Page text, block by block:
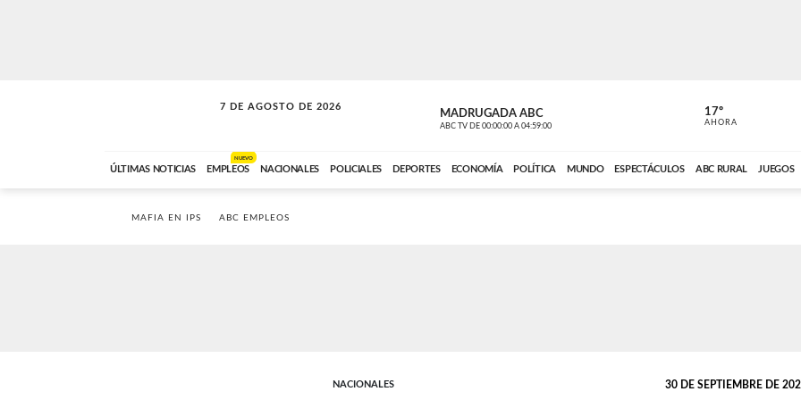
7 DE AGOSTO DE 2026
SOLO MÚSICA MADRUGADA ABC
ABC TV DE 00:00:00 A 04:59:00 ABC CARDINAL
17º
AHORA
ÚLTIMAS NOTICIAS EMPLEOS
NUEVO
NACIONALES POLICIALES DEPORTES ECONOMÍA POLÍTICA MUNDO ESPECTÁCULOS ABC RURAL JUEGOS
MAFIA EN IPS ABC EMPLEOS
NACIONALES 30 DE SEPTIEMBRE DE